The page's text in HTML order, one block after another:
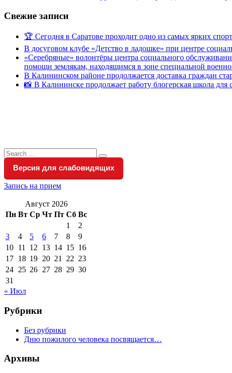
Свежие записи
🏆 Сегодня в Саратове проходит одно из самых ярких
В досуговом клубе «Детство в ладошке» при центре
«Серебряные» волонтёры центра социального
помощи землякам, находящимся в зоне специальной
В Калининском районе продолжается доставка граждан
📸 В Калининске продолжает работу блогерская школа для
Search
for:
Search
Версия для слабовидящих
Запись на прием
Август 2026
Пн Вт Ср Чт Пт Сб Вс
1
2
3
4 5 6 7 8
9
10 11 12 13 14 15 16
17 18 19 20 21 22 23
24 25 26 27 28 29 30
31
« Июл
Рубрики
Без рубрики
Дню пожилого человека посвящается…
Архивы